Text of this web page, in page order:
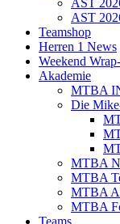
AST
Teamshop
Herren 1 News
Weekend
Akademie
MTBA
Die
MTBA
MTBA
MTBA
MTBA
Teams